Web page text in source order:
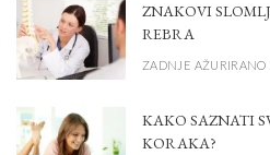
ZNAKOVI
REBRA
ZADNJE AŽURIRANO
KAKO SAZNATI
KORAKA?